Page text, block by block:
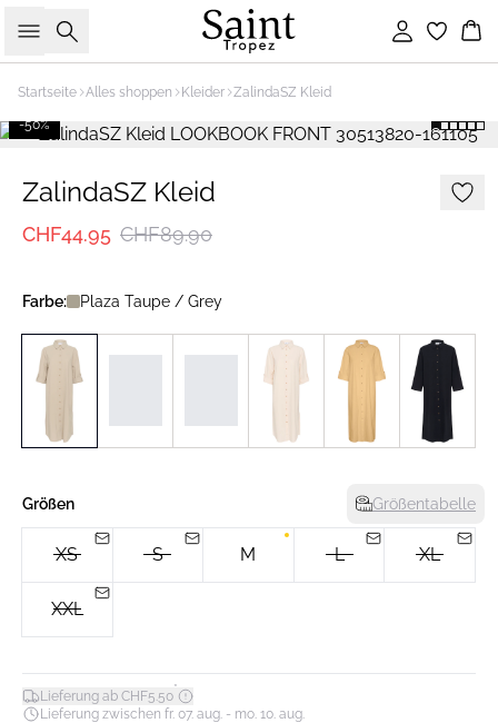
Suche Einloggen
Startseite Alles shoppen Kleider ZalindaSZ Kleid
-50%
ZalindaSZ Kleid
CHF44.95 CHF89.90
Farbe: Plaza Taupe / Grey
Größen Größentabelle
XS S M L XL
XXL
Lieferung ab CHF5.50*
Lieferung zwischen fr. 07. aug. - mo. 10. aug.